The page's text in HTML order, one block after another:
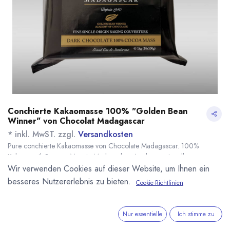
Conchierte Kakaomasse 100% "Golden Bean
Winner" von Chocolat Madagascar
* inkl. MwST. zzgl. Versandkosten
Pure conchierte Kakaomasse von Chocolate Madagascar. 100%
Kakaoanteil. Bean to Mass in Madagaskar. Aus konventionellen
Sambirano Kakaobohnen. Ausgezeichnet mit Gold bei den International
Chocolate Awards und Golden Bean Winner bei der Academy of
sofort lieferbar 47,98€*
(47,98€/1 kg
Wir verwenden Cookies auf dieser Website, um Ihnen ein
besseres Nutzererlebnis zu bieten.
Cookie-Richtlinien
Nur essentielle Ich stimme zu